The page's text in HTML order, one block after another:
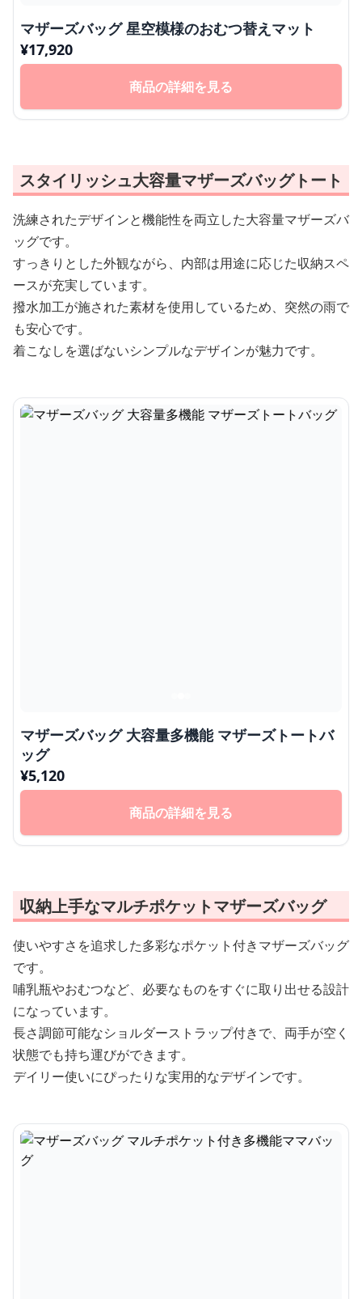
マザーズバッグ 星空模様のおむつ替えマット
¥17,920
商品の詳細を見る
スタイリッシュ大容量マザーズバッグトート
洗練されたデザインと機能性を両立した大容量マザーズバ
ッグです。
すっきりとした外観ながら、内部は用途に応じた収納スペ
ースが充実しています。
撥水加工が施された素材を使用しているため、突然の雨で
も安心です。
着こなしを選ばないシンプルなデザインが魅力です。
マザーズバッグ 大容量多機能 マザーズトートバ
ッグ
¥5,120
商品の詳細を見る
収納上手なマルチポケットマザーズバッグ
使いやすさを追求した多彩なポケット付きマザーズバッグ
です。
哺乳瓶やおむつなど、必要なものをすぐに取り出せる設計
になっています。
長さ調節可能なショルダーストラップ付きで、両手が空く
状態でも持ち運びができます。
デイリー使いにぴったりな実用的なデザインです。